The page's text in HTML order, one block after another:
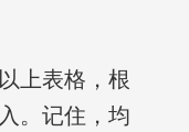
上表格，根
。记住，均